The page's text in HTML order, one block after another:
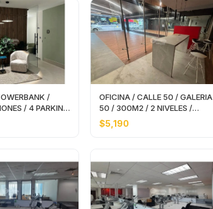
/
/ 4 PARKING
OFICINA / CALLE 50 / GALERIA
50 / 300M2 / 2 NIVELES /
SOBRE VIA
$5,190